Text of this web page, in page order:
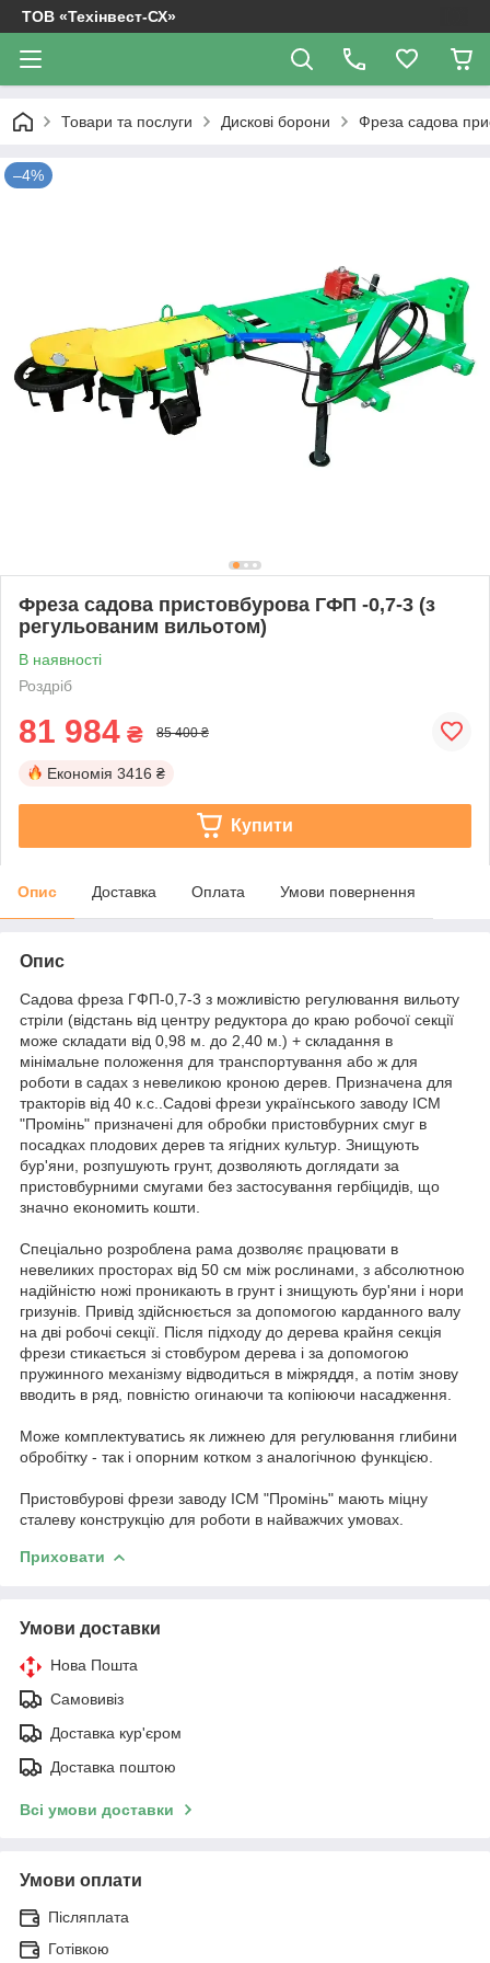
ТОВ «Техінвест-СХ»
Товари та послуги Дискові борони Фреза садова
–4%
Фреза садова пристовбурова ГФП -0,7-3 (з
регульованим вильотом)
В наявності
Роздріб
81 984 ₴ 85 400 ₴
Економія 3416 ₴
Купити
Опис Доставка Оплата Умови повернення
Опис
Садова фреза ГФП-0,7-3 з можливістю регулювання вильоту
стріли (відстань від центру редуктора до краю робочої секції
може складати від 0,98 м. до 2,40 м.) + складання в
мінімальне положення для транспортування або ж для
роботи в садах з невеликою кроною дерев. Призначена для
тракторів від 40 к.с..Садові фрези українського заводу ІСМ
"Промінь" призначені для обробки пристовбурних смуг в
посадках плодових дерев та ягідних культур. Знищують
бур'яни, розпушують грунт, дозволяють доглядати за
пристовбурними смугами без застосування гербіцидів, що
значно економить кошти.
Спеціально розроблена рама дозволяє працювати в
невеликих просторах від 50 см між рослинами, з абсолютною
надійністю ножі проникають в грунт і знищують бур'яни і нори
гризунів. Привід здійснюється за допомогою карданного валу
на дві робочі секції. Після підходу до дерева крайня секція
фрези стикається зі стовбуром дерева і за допомогою
пружинного механізму відводиться в міжряддя, а потім знову
вводить в ряд, повністю огинаючи та копіюючи насадження.
Може комплектуватись як лижнею для регулювання глибини
обробітку - так і опорним котком з аналогічною функцією.
Пристовбурові фрези заводу ІСМ "Промінь" мають міцну
сталеву конструкцію для роботи в найважчих умовах.
Приховати
Умови доставки
Нова Пошта
Самовивіз
Доставка кур'єром
Доставка поштою
Всі умови доставки
Умови оплати
Післяплата
Готівкою